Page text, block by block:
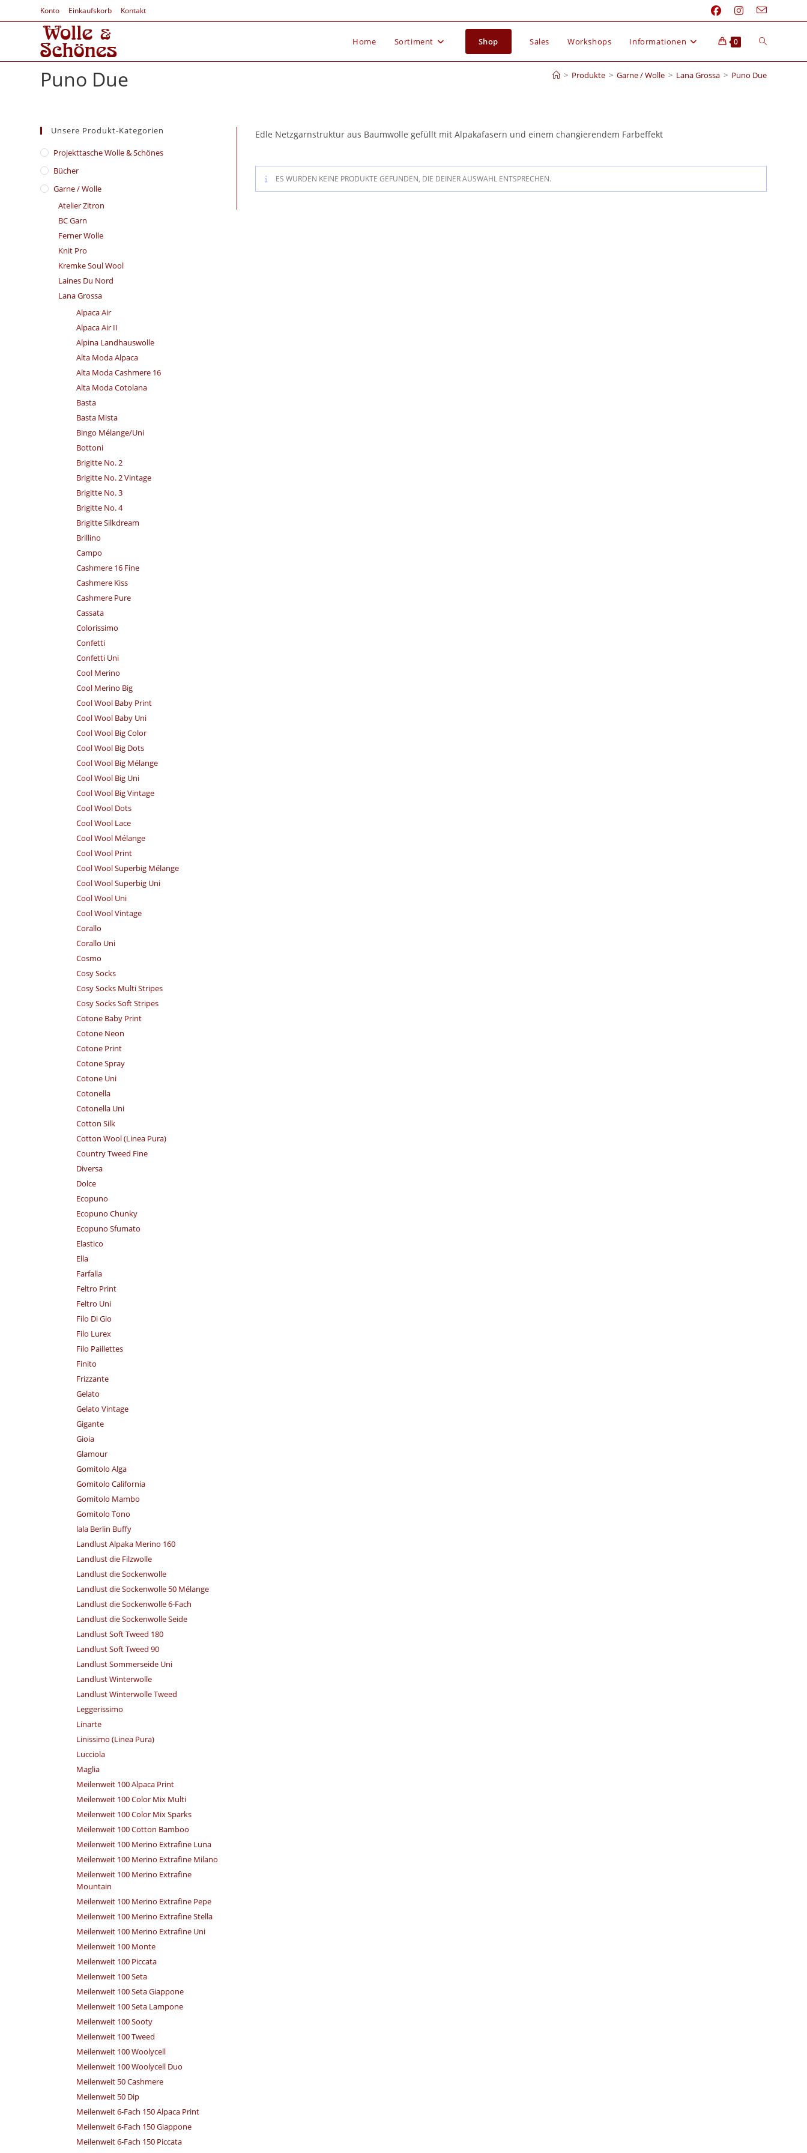
Konto Einkaufskorb Kontakt
Home Sortiment Shop Sales Workshops Informationen 0
Puno Due > Produkte > Garne / Wolle > Lana Grossa > Puno Due
Edle Netzgarnstruktur aus Baumwolle gefüllt mit Alpakafasern und einem changierendem Farbeffekt
ES WURDEN KEINE PRODUKTE GEFUNDEN, DIE DEINER AUSWAHL ENTSPRECHEN.
Unsere Produkt-Kategorien
​Projekttasche Wolle & Schönes
Bücher
Garne / Wolle
Atelier Zitron
BC Garn
Ferner Wolle
Knit Pro
Kremke Soul Wool
Laines Du Nord
Lana Grossa
Alpaca Air
Alpaca Air II
Alpina Landhauswolle
Alta Moda Alpaca
Alta Moda Cashmere 16
Alta Moda Cotolana
Basta
Basta Mista
Bingo Mélange/​Uni
Bottoni
Brigitte No. 2
Brigitte No. 2 Vintage
Brigitte No. 3
Brigitte No. 4
Brigitte Silkdream
Brillino
Campo
Cashmere 16 Fine
Cashmere Kiss
Cashmere Pure
Cassata
Colorissimo
Confetti
Confetti Uni
Cool Merino
Cool Merino Big
Cool Wool Baby Print
Cool Wool Baby Uni
Cool Wool Big Color
Cool Wool Big Dots
Cool Wool Big Mélange
Cool Wool Big Uni
Cool Wool Big Vintage
Cool Wool Dots
Cool Wool Lace
Cool Wool Mélange
Cool Wool Print
Cool Wool Superbig Mélange
Cool Wool Superbig Uni
Cool Wool Uni
Cool Wool Vintage
Corallo
Corallo Uni
Cosmo
Cosy Socks
Cosy Socks Multi Stripes
Cosy Socks Soft Stripes
Cotone Baby Print
Cotone Neon
Cotone Print
Cotone Spray
Cotone Uni
Cotonella
Cotonella Uni
Cotton Silk
Cotton Wool (Linea Pura)
Country Tweed Fine
Diversa
Dolce
Ecopuno
Ecopuno Chunky
Ecopuno Sfumato
Elastico
Ella
Farfalla
Feltro Print
Feltro Uni
Filo Di Gio
Filo Lurex
Filo Paillettes
Finito
Frizzante
Gelato
Gelato Vintage
Gigante
Gioia
Glamour
Gomitolo Alga
Gomitolo California
Gomitolo Mambo
Gomitolo Tono
lala Berlin Buffy
Landlust Alpaka Merino 160
Landlust die Filzwolle
Landlust die Sockenwolle
Landlust die Sockenwolle 50 Mélange
Landlust die Sockenwolle 6-Fach
Landlust die Sockenwolle Seide
Landlust Soft Tweed 180
Landlust Soft Tweed 90
Landlust Sommerseide Uni
Landlust Winterwolle
Landlust Winterwolle Tweed
Leggerissimo
Linarte
Linissimo (Linea Pura)
Lucciola
Maglia
Meilenweit 100 Alpaca Print
Meilenweit 100 Color Mix Multi
Meilenweit 100 Color Mix Sparks
Meilenweit 100 Cotton Bamboo
Meilenweit 100 Merino Extrafine Luna
Meilenweit 100 Merino Extrafine Milano
Meilenweit 100 Merino Extrafine
Mountain
Meilenweit 100 Merino Extrafine Pepe
Meilenweit 100 Merino Extrafine Stella
Meilenweit 100 Merino Extrafine Uni
Meilenweit 100 Monte
Meilenweit 100 Piccata
Meilenweit 100 Seta
Meilenweit 100 Seta Giappone
Meilenweit 100 Seta Lampone
Meilenweit 100 Sooty
Meilenweit 100 Tweed
Meilenweit 100 Woolycell
Meilenweit 100 Woolycell Duo
Meilenweit 50 Cashmere
Meilenweit 50 Dip
Meilenweit 6-Fach 150 Alpaca Print
Meilenweit 6-Fach 150 Giappone
Meilenweit 6-Fach 150 Piccata